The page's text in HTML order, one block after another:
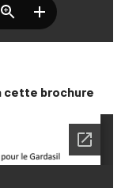
cette brochure